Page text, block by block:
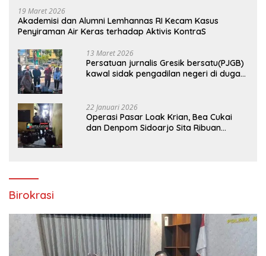
19 Maret 2026
Akademisi dan Alumni Lemhannas RI Kecam Kasus
Penyiraman Air Keras terhadap Aktivis KontraS
13 Maret 2026
Persatuan jurnalis Gresik bersatu(PJGB)
kawal sidak pengadilan negeri di duga
22 Januari 2026
Operasi Pasar Loak Krian, Bea Cukai
dan Denpom Sidoarjo Sita Ribuan
Birokrasi